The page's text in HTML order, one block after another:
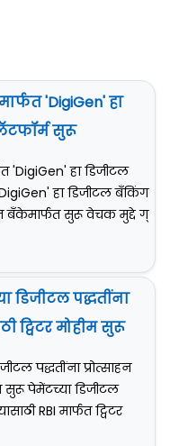
'DigiGen' हा
सुरू
'DigiGen' हा डिजीटल
हा डिजीटल बँकिंग
बँकेमार्फत सुरू वेचक मुद्दे ग्
डिजीटल पद्धतींना
ट्विटर मोहीम सुरू
पद्धतींना प्रोत्साहन
सुरू पेमेंटच्या डिजीटल
RBI मार्फत ट्विटर